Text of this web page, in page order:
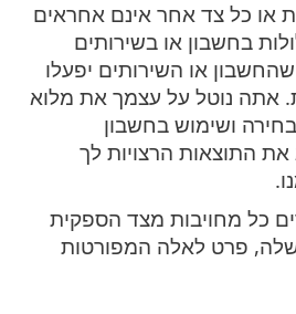
או כל צד אחר אינם אחראים
בחשבון או בשירותים
או השירותים יפעלו
אתה נוטל על עצמך את מלוא
ושימוש בחשבון
את התוצאות הרצויות לך
כל מחויבות מצד הספקית
שלה, פרט לאלה המפורטות